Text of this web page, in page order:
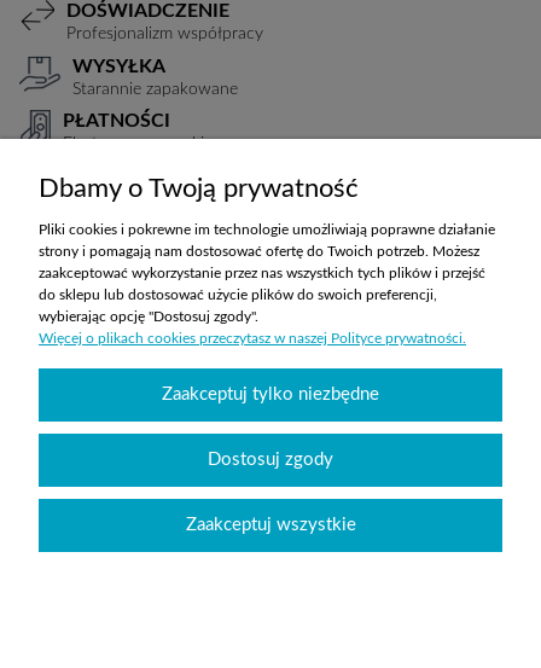
DOŚWIADCZENIE
Profesjonalizm współpracy
WYSYŁKA
Starannie zapakowane
PŁATNOŚCI
Elastyczne warunki
TRANSPORT
Koszty ustalane indywidualnie
ZAKUPY
POMOC
MOJE KONTO
INFORMACJE
Wyposażenie szkół sklepabcwyposazenia.pl|handlowy@abcwyposazenia.pl
Tel:91 307 91 00| Johna Baildona 24C lok. 25 | NIP: 6342856894 | REGON:
Dbamy o Twoją prywatność
Pliki cookies i pokrewne im technologie umożliwiają poprawne działanie
strony i pomagają nam dostosować ofertę do Twoich potrzeb. Możesz
zaakceptować wykorzystanie przez nas wszystkich tych plików i przejść
do sklepu lub dostosować użycie plików do swoich preferencji,
wybierając opcję "Dostosuj zgody".
Więcej o plikach cookies przeczytasz w naszej Polityce prywatności.
Zaakceptuj tylko niezbędne
Dostosuj zgody
Zaakceptuj wszystkie